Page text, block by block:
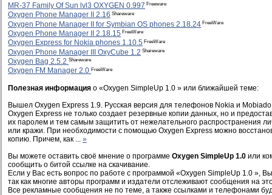
MR-37 Family Of Sun lvl3 OXYGEN 0.997 Freeware
Oxygen Phone Manager II 2.16 Shareware
Oxygen Phone Manager II for Symbian OS phones 2.18.24 FreeWare
Oxygen Phone Manager II 2.18.15 FreeWare
Oxygen Express for Nokia phones 1.10.5 FreeWare
Oxygen Phone Manager III OxyCube 1.2 Shareware
Oxygen Bag 2.5.2 Shareware
Oxygen FM Manager 2.0 FreeWare
Полезная информация о «Oxygen SimpleUp 1.0 » или ближайшей теме:
Вышел Oxygen Express 1.9. Русская версия для телефонов Nokia и
Oxygen Express не только создает резервные копии данных, но и
их паролем и тем самым защитить от нежелательного распространения
или кражи. При необходимости с помощью Oxygen Express можно
копию. Причем, как ... »
Вы можете оставить своё мнение о программе Oxygen SimpleUp 1.0 или
сообщить о битой ссылке на скачивание.
Если у Вас есть вопрос по работе с программой «Oxygen SimpleUp 1.0 »,
так как многие авторы программ и издатели отслеживают сообщения на
Все рекламные сообщения не по теме, а также ссылками и телефонами